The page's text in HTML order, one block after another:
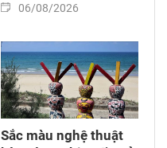
06/08/2026
Sắc màu nghệ thuật